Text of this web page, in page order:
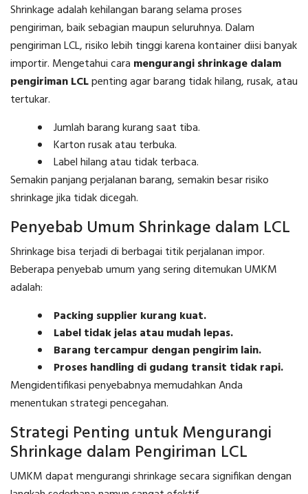
Shrinkage adalah kehilangan barang selama proses
pengiriman, baik sebagian maupun seluruhnya. Dalam
pengiriman LCL, risiko lebih tinggi karena kontainer diisi banyak
importir. Mengetahui cara mengurangi shrinkage dalam
pengiriman LCLpenting agar barang tidak hilang, rusak, atau
tertukar.
Jumlah barang kurang saat tiba.
Karton rusak atau terbuka.
Label hilang atau tidak terbaca.
Semakin panjang perjalanan barang, semakin besar risiko
shrinkage jika tidak dicegah.
Penyebab Umum Shrinkage dalam LCL
Shrinkage bisa terjadi di berbagai titik perjalanan impor.
Beberapa penyebab umum yang sering ditemukan UMKM
adalah:
Packing supplier kurang kuat.
Label tidak jelas atau mudah lepas.
Barang tercampur dengan pengirim lain.
Proses handling di gudang transit tidak rapi.
Mengidentifikasi penyebabnya memudahkan Anda
menentukan strategi pencegahan.
Strategi Penting untuk Mengurangi
Shrinkage dalam Pengiriman LCL
UMKM dapat mengurangi shrinkage secara signifikan dengan